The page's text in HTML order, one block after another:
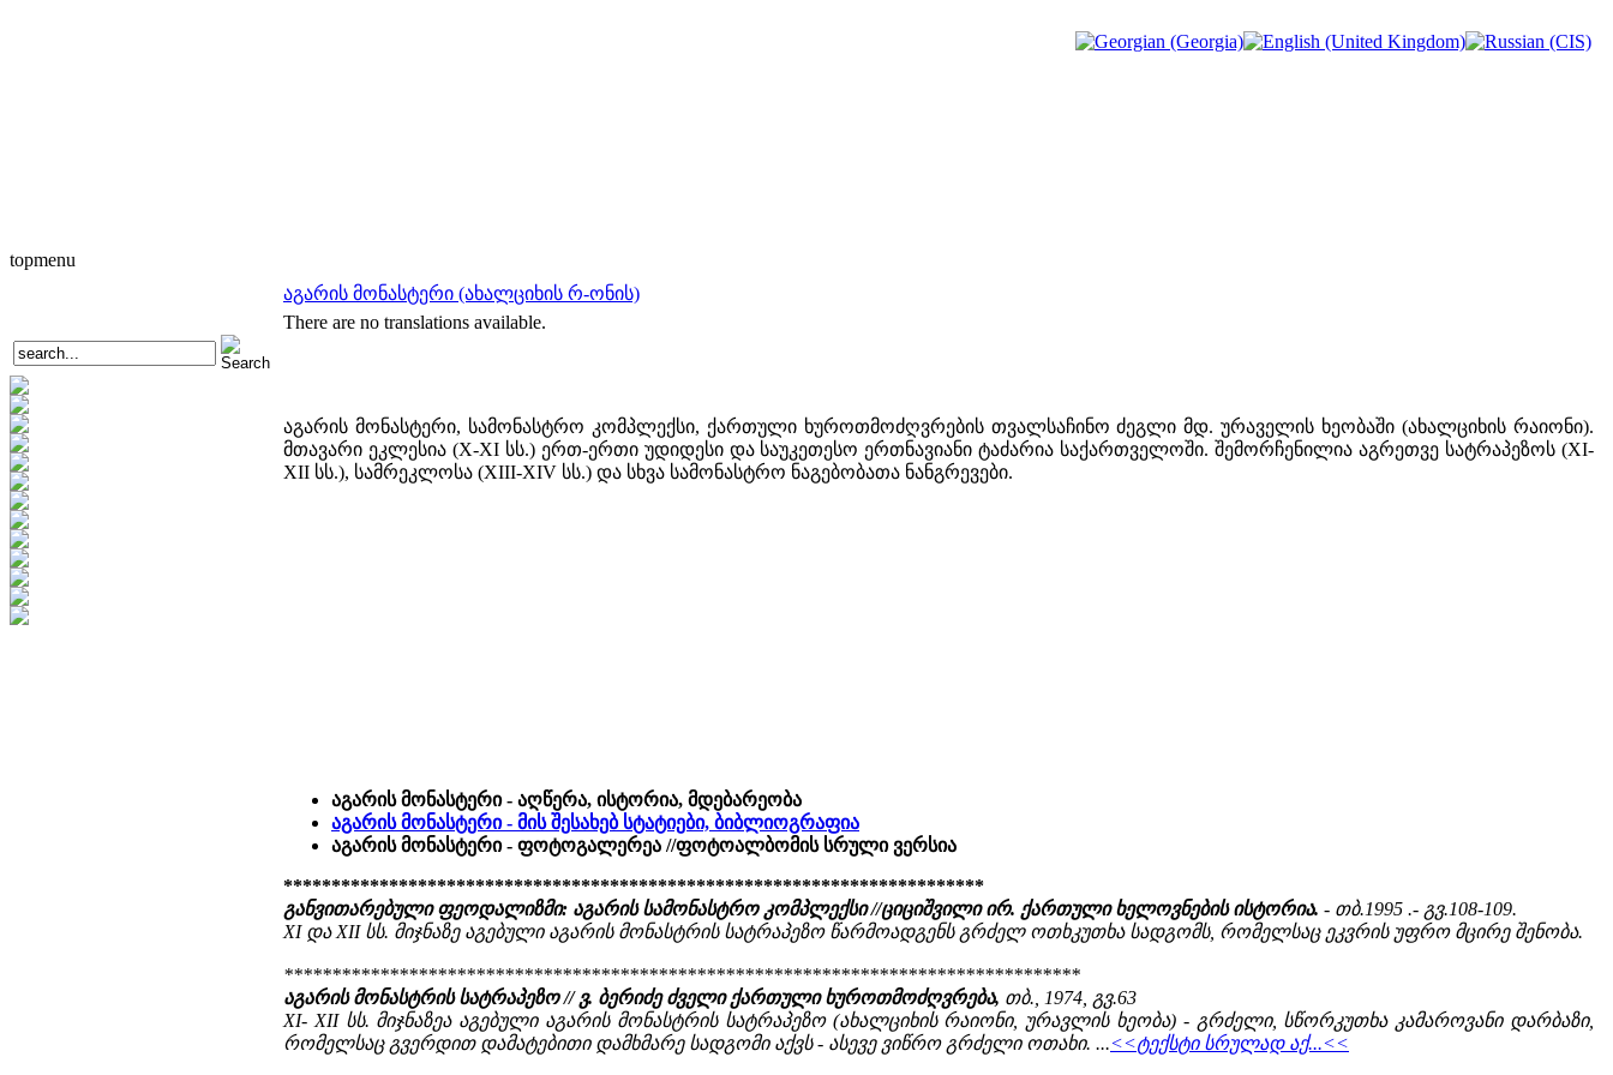
topmenu
აგარის მონასტერი (ახალციხის რ-ონის)
There are no translations available.
აგარის მონასტერი, სამონასტრო კომპლექსი, ქართული ხუროთმოძღვრების თვალსაჩინო ძეგლი მდ. ურაველის ხეობაში (ახალციხის რაიონი).
მთავარი ეკლესია (X-XI სს.) ერთ-ერთი უდიდესი და საუკეთესო ერთნავიანი ტაძარია საქართველოში. შემორჩენილია აგრეთვე სატრაპეზოს (XI-
XII სს.), სამრეკლოსა (XIII-XIV სს.) და სხვა სამონასტრო ნაგებობათა ნანგრევები.
აგარის მონასტერი - აღწერა, ისტორია, მდებარეობა
აგარის მონასტერი - მის შესახებ სტატიები, ბიბლიოგრაფია
აგარის მონასტერი - ფოტოგალერეა //ფოტოალბომის სრული ვერსია
*************************************************************************
განვითარებული ფეოდალიზმი: აგარის სამონასტრო კომპლექსი //ციციშვილი ირ. ქართული ხელოვნების ისტორია. - თბ.1995 .- გვ.108-109.
XI და XII სს. მიჯნაზე აგებული აგარის მონასტრის სატრაპეზო წარმოადგენს გრძელ ოთხკუთხა სადგომს, რომელსაც ეკვრის უფრო მცირე შენობა.
***********************************************************************************
აგარის მონასტრის სატრაპეზო // ვ. ბერიძე ძველი ქართული ხუროთმოძღვრება, თბ., 1974, გვ.63
XI- XII სს. მიჯნაზეა აგებული აგარის მონასტრის სატრაპეზო (ახალციხის რაიონი, ურავლის ხეობა) - გრძელი, სწორკუთხა კამაროვანი დარბაზი,
რომელსაც გვერდით დამატებითი დამხმარე სადგომი აქვს - ასევე ვიწრო გრძელი ოთახი. ...<<ტექსტი სრულად აქ...<<